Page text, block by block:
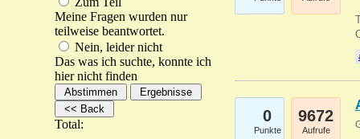
Meine Fragen wurden nur
teilweise beantwortet.
Nein, leider nicht
Das was ich suchte, konnte ich
hier nicht finden
Total: 0
Punkte
9672
Aufrufe